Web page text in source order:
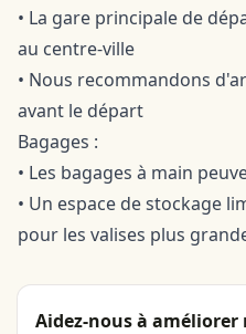
• La gare principale de
au centre-ville
• Nous recommandons
avant le départ
Bagages :
• Les bagages à main
• Un espace de stockage
pour les valises plus
Aidez-nous à améliorer